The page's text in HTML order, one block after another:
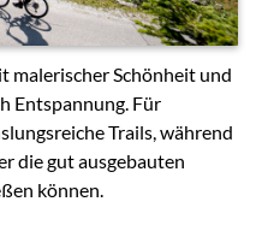
malerischer Schönheit und
Entspannung. Für
Trails, während
die gut ausgebauten
können.